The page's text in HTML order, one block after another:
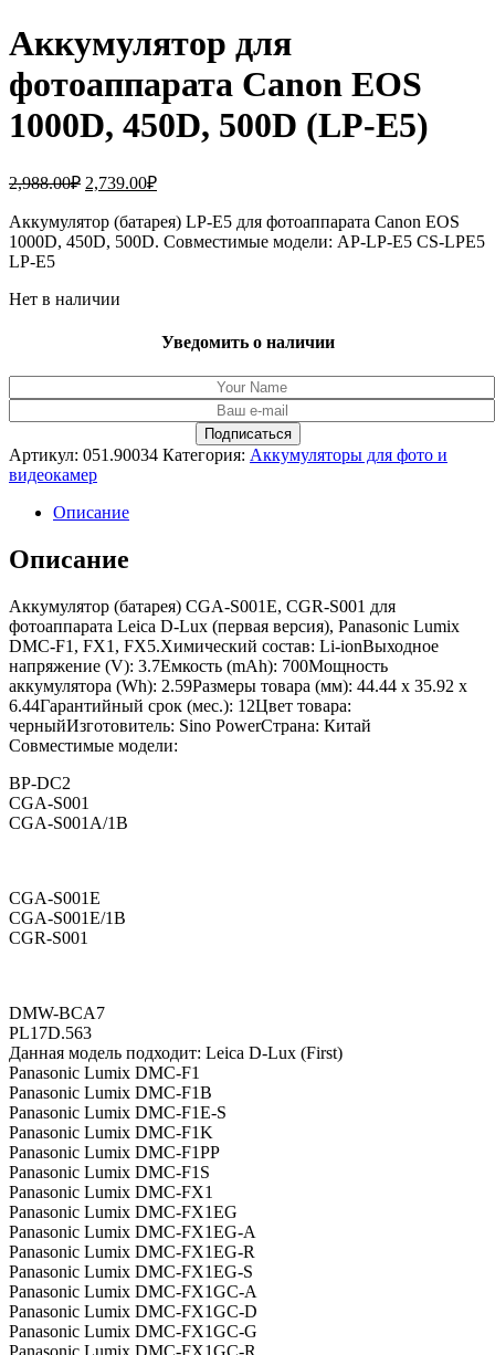
Аккумулятор для
фотоаппарата Canon EOS
1000D, 450D, 500D (LP-E5)
2,988.00₽ Первоначальная
составляла
2,988.00₽.
2,739.00₽Текущая
2,739.00₽.
Аккумулятор (батарея) LP-E5 для фотоаппарата Canon EOS
1000D, 450D, 500D. Совместимые модели: AP-LP-E5 CS-LPE5
LP-E5
Нет в наличии
Уведомить о наличии
Артикул: 051.90034 Категория: Аккумуляторы для фото и
видеокамер
Описание
Описание
Аккумулятор (батарея) CGA-S001E, CGR-S001 для
фотоаппарата Leica D-Lux (первая версия), Panasonic Lumix
DMC-F1, FX1, FX5.Химический состав: Li-ionВыходное
напряжение (V): 3.7Емкость (mAh): 700Мощность
аккумулятора (Wh): 2.59Размеры товара (мм): 44.44 x 35.92 x
6.44Гарантийный срок (мес.): 12Цвет товара:
черныйИзготовитель: Sino PowerСтрана: Китай
Совместимые модели:
BP-DC2
CGA-S001
CGA-S001A/1B
CGA-S001E
CGA-S001E/1B
CGR-S001
DMW-BCA7
PL17D.563
Данная модель подходит: Leica D-Lux (First)
Panasonic Lumix DMC-F1
Panasonic Lumix DMC-F1B
Panasonic Lumix DMC-F1E-S
Panasonic Lumix DMC-F1K
Panasonic Lumix DMC-F1PP
Panasonic Lumix DMC-F1S
Panasonic Lumix DMC-FX1
Panasonic Lumix DMC-FX1EG
Panasonic Lumix DMC-FX1EG-A
Panasonic Lumix DMC-FX1EG-R
Panasonic Lumix DMC-FX1EG-S
Panasonic Lumix DMC-FX1GC-A
Panasonic Lumix DMC-FX1GC-D
Panasonic Lumix DMC-FX1GC-G